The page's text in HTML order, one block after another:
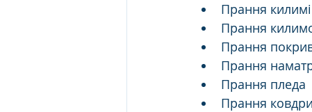
Прання
Прання
Прання
Прання
Прання пледа
Прання ковдри